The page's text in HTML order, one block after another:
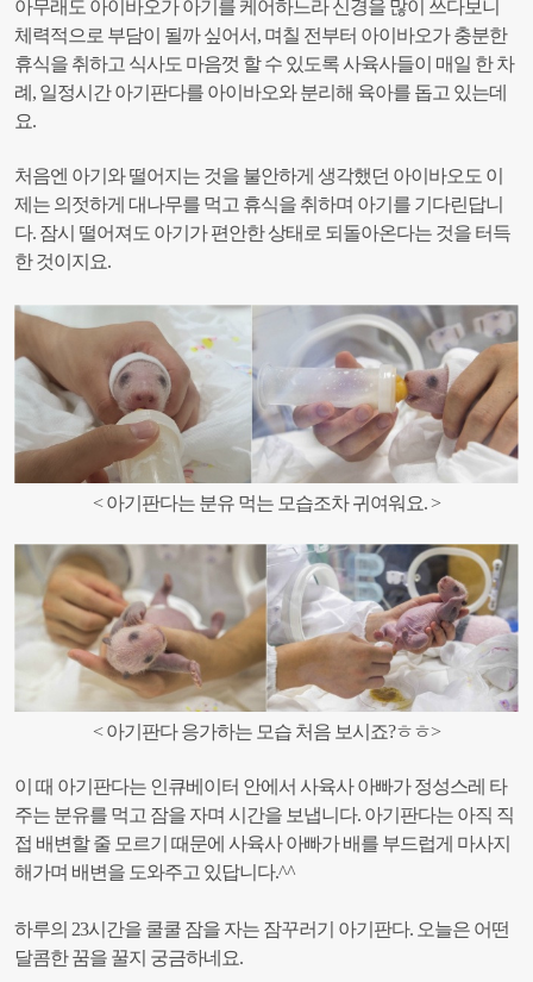
아무래도 아이바오가 아기를 케어하느라 신경을 많이 쓰다보니
체력적으로 부담이 될까 싶어서, 며칠 전부터 아이바오가 충분한
휴식을 취하고 식사도 마음껏 할 수 있도록 사육사들이 매일 한 차
례, 일정시간 아기판다를 아이바오와 분리해 육아를 돕고 있는데
요.
처음엔 아기와 떨어지는 것을 불안하게 생각했던 아이바오도 이
제는 의젓하게 대나무를 먹고 휴식을 취하며 아기를 기다린답니
다. 잠시 떨어져도 아기가 편안한 상태로 되돌아온다는 것을 터득
한 것이지요.
< 아기판다는 분유 먹는 모습조차 귀여워요.>
< 아기판다 응가하는 모습 처음 보시죠?ㅎㅎ>
이 때 아기판다는 인큐베이터 안에서 사육사 아빠가 정성스레 타
주는 분유를 먹고 잠을 자며 시간을 보냅니다. 아기판다는 아직 직
접 배변할 줄 모르기 때문에 사육사 아빠가 배를 부드럽게 마사지
해가며 배변을 도와주고 있답니다.^^
하루의 23시간을 쿨쿨 잠을 자는 잠꾸러기 아기판다. 오늘은 어떤
달콤한 꿈을 꿀지 궁금하네요.